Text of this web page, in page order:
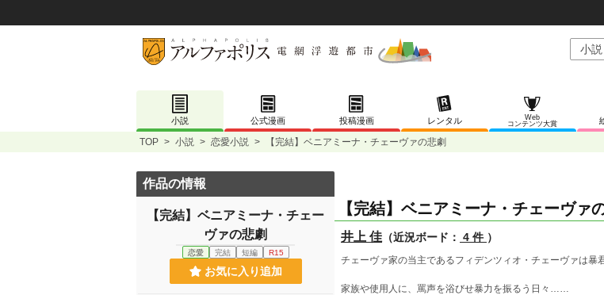
小説 公式漫画 投稿漫画 レンタル
Web
コンテンツ大賞
TOP > 小説 > 恋愛小説 > 【完結】ベニアミーナ・チェーヴァの悲劇
【完結】ベニアミーナ・チェーヴァ
井上 佳 （近況ボード： 4 件 ）
チェーヴァ家の当主であるフィデンツィオ・チェーヴァは暴
家族や使用人に、罵声を浴びせ暴力を振るう日々……
作品の情報
【完結】ベニアミーナ・チェー
ヴァの悲劇
恋愛 完結 短編 R15
お気に入り追加